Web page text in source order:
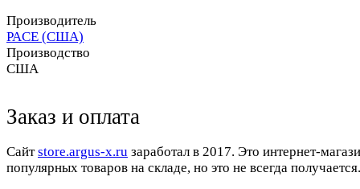
Производитель
PACE (США)
Производство
США
Заказ и оплата
Cайтstore.argus-x.ru заработал в 2017. Это интернет-
популярных товаров на складе, но это не всегда